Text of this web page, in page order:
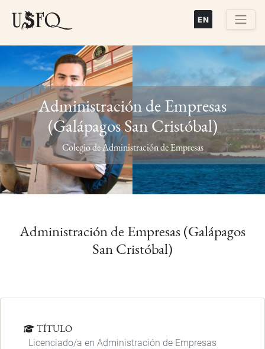
principal
Previous Next
Administración de Empresas
(Galápagos San Cristóbal)
Colegio de Administración de Empresas
Administración de Empresas (Galápagos
San Cristóbal)
TÍTULO
Licenciado/a en Administración de Empresas